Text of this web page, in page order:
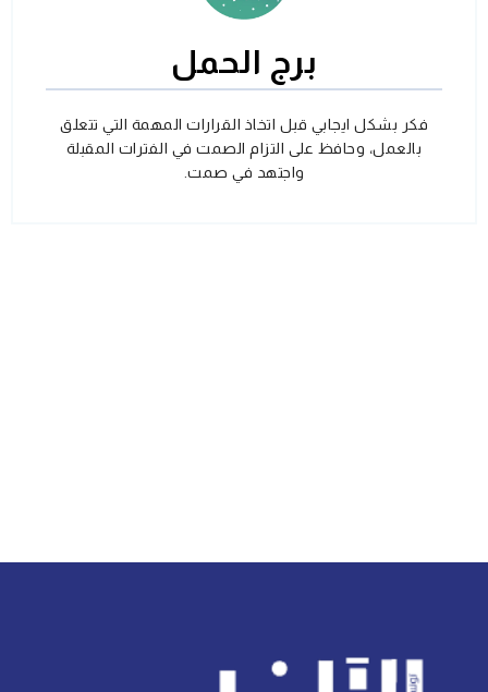
برج الحمل
فكر بشكل ايجابي قبل اتخاذ القرارات المهمة التي تتعلق
بالعمل، وحافظ على التزام الصمت في الفترات المقبلة
واجتهد في صمت.